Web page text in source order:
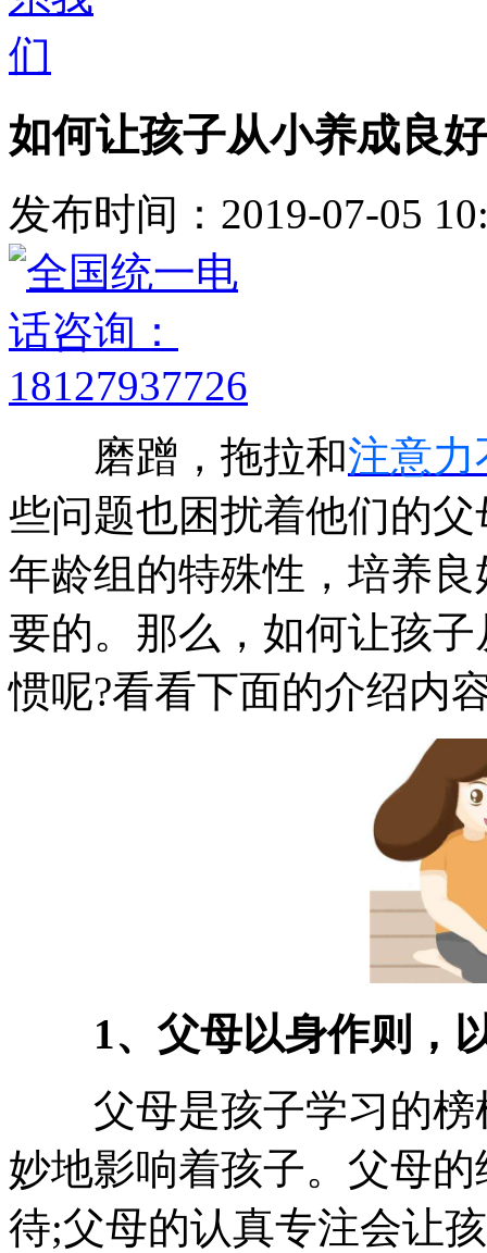
如何让孩子从小养成良
发布时间：2019-07-05
磨蹭，拖拉和注意力
些问题也困扰着他们的
年龄组的特殊性，培养
要的。那么，如何让孩
惯呢?看看下面的介绍内
1、父母以身作则，
父母是孩子学习的榜
妙地影响着孩子。父母
待;父母的认真专注会让